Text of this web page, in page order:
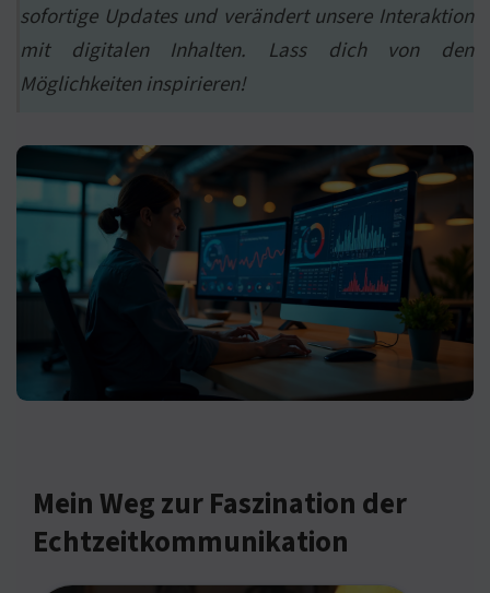
sofortige Updates und verändert unsere Interaktion
mit digitalen Inhalten. Lass dich von den
Möglichkeiten inspirieren!
Mein Weg zur Faszination der
Echtzeitkommunikation